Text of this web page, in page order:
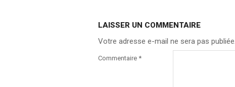
LAISSER UN COMMENTAIRE
Votre adresse e-mail ne sera pas publiée.
Commentaire *